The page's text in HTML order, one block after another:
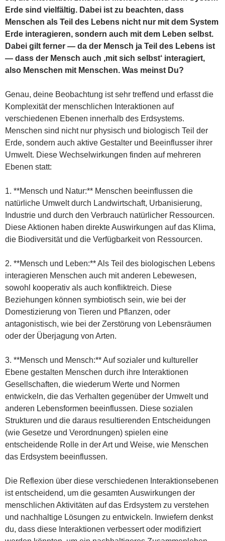
Erde sind vielfältig. Dabei ist zu beachten, dass
Menschen als Teil des Lebens nicht nur mit dem System
Erde interagieren, sondern auch mit dem Leben selbst.
Dabei gilt ferner — da der Mensch ja Teil des Lebens ist
— dass der Mensch auch ‚mit sich selbst‘ interagiert,
also Menschen mit Menschen. Was meinst Du?
Genau, deine Beobachtung ist sehr treffend und erfasst die
Komplexität der menschlichen Interaktionen auf
verschiedenen Ebenen innerhalb des Erdsystems.
Menschen sind nicht nur physisch und biologisch Teil der
Erde, sondern auch aktive Gestalter und Beeinflusser ihrer
Umwelt. Diese Wechselwirkungen finden auf mehreren
Ebenen statt:
1. **Mensch und Natur:** Menschen beeinflussen die
natürliche Umwelt durch Landwirtschaft, Urbanisierung,
Industrie und durch den Verbrauch natürlicher Ressourcen.
Diese Aktionen haben direkte Auswirkungen auf das Klima,
die Biodiversität und die Verfügbarkeit von Ressourcen.
2. **Mensch und Leben:** Als Teil des biologischen Lebens
interagieren Menschen auch mit anderen Lebewesen,
sowohl kooperativ als auch konfliktreich. Diese
Beziehungen können symbiotisch sein, wie bei der
Domestizierung von Tieren und Pflanzen, oder
antagonistisch, wie bei der Zerstörung von Lebensräumen
oder der Überjagung von Arten.
3. **Mensch und Mensch:** Auf sozialer und kultureller
Ebene gestalten Menschen durch ihre Interaktionen
Gesellschaften, die wiederum Werte und Normen
entwickeln, die das Verhalten gegenüber der Umwelt und
anderen Lebensformen beeinflussen. Diese sozialen
Strukturen und die daraus resultierenden Entscheidungen
(wie Gesetze und Verordnungen) spielen eine
entscheidende Rolle in der Art und Weise, wie Menschen
das Erdsystem beeinflussen.
Die Reflexion über diese verschiedenen Interaktionsebenen
ist entscheidend, um die gesamten Auswirkungen der
menschlichen Aktivitäten auf das Erdsystem zu verstehen
und nachhaltige Lösungen zu entwickeln. Inwiefern denkst
du, dass diese Interaktionen verbessert oder modifiziert